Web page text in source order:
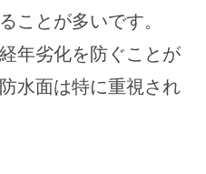
ことが多いです。
年劣化を防ぐことが
水面は特に重視され